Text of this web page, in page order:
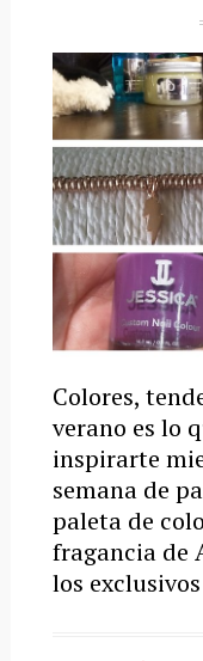
Colores,
verano es lo
inspirarte
semana de
paleta de
fragancia de
los